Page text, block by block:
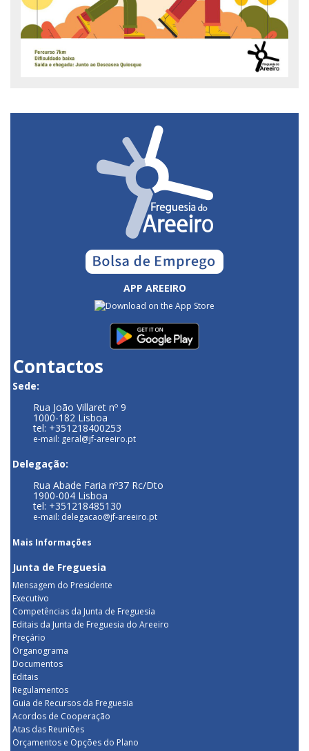
APP AREEIRO
Contactos
Sede:
Rua João Villaret nº 9
1000-182 Lisboa
tel: +351218400253
e-mail: geral@jf-areeiro.pt
Delegação:
Rua Abade Faria nº37 Rc/Dto
1900-004 Lisboa
tel: +351218485130
e-mail: delegacao@jf-areeiro.pt
Mais Informações
Junta de Freguesia
Mensagem do Presidente
Executivo
Competências da Junta de Freguesia
Editais da Junta de Freguesia do Areeiro
Preçário
Organograma
Documentos
Editais
Regulamentos
Guia de Recursos da Freguesia
Acordos de Cooperação
Atas das Reuniões
Orçamentos e Opções do Plano